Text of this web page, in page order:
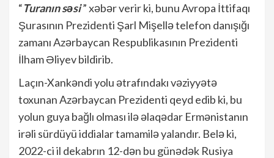
“Turanın səsi” xəbər verir ki, bunu Avropa İttifaqı
Şurasının Prezidenti Şarl Mişellə telefon danışığı
zamanı Azərbaycan Respublikasının Prezidenti
İlham Əliyev bildirib.
Laçın-Xankəndi yolu ətrafındakı vəziyyətə
toxunan Azərbaycan Prezidenti qeyd edib ki, bu
yolun guya bağlı olması ilə əlaqədar Ermənistanın
irəli sürdüyü iddialar tamamilə yalandır. Belə ki,
2022-ci il dekabrın 12-dən bu günədək Rusiya